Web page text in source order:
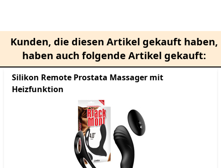
Kunden, die diesen Artikel gekauft haben,
haben auch folgende Artikel gekauft:
Silikon Remote Prostata Massager mit
Heizfunktion